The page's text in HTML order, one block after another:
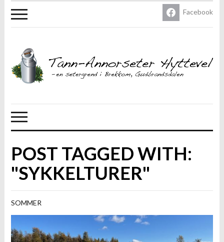
Facebook
POST TAGGED WITH:
"SYKKELTURER"
SOMMER